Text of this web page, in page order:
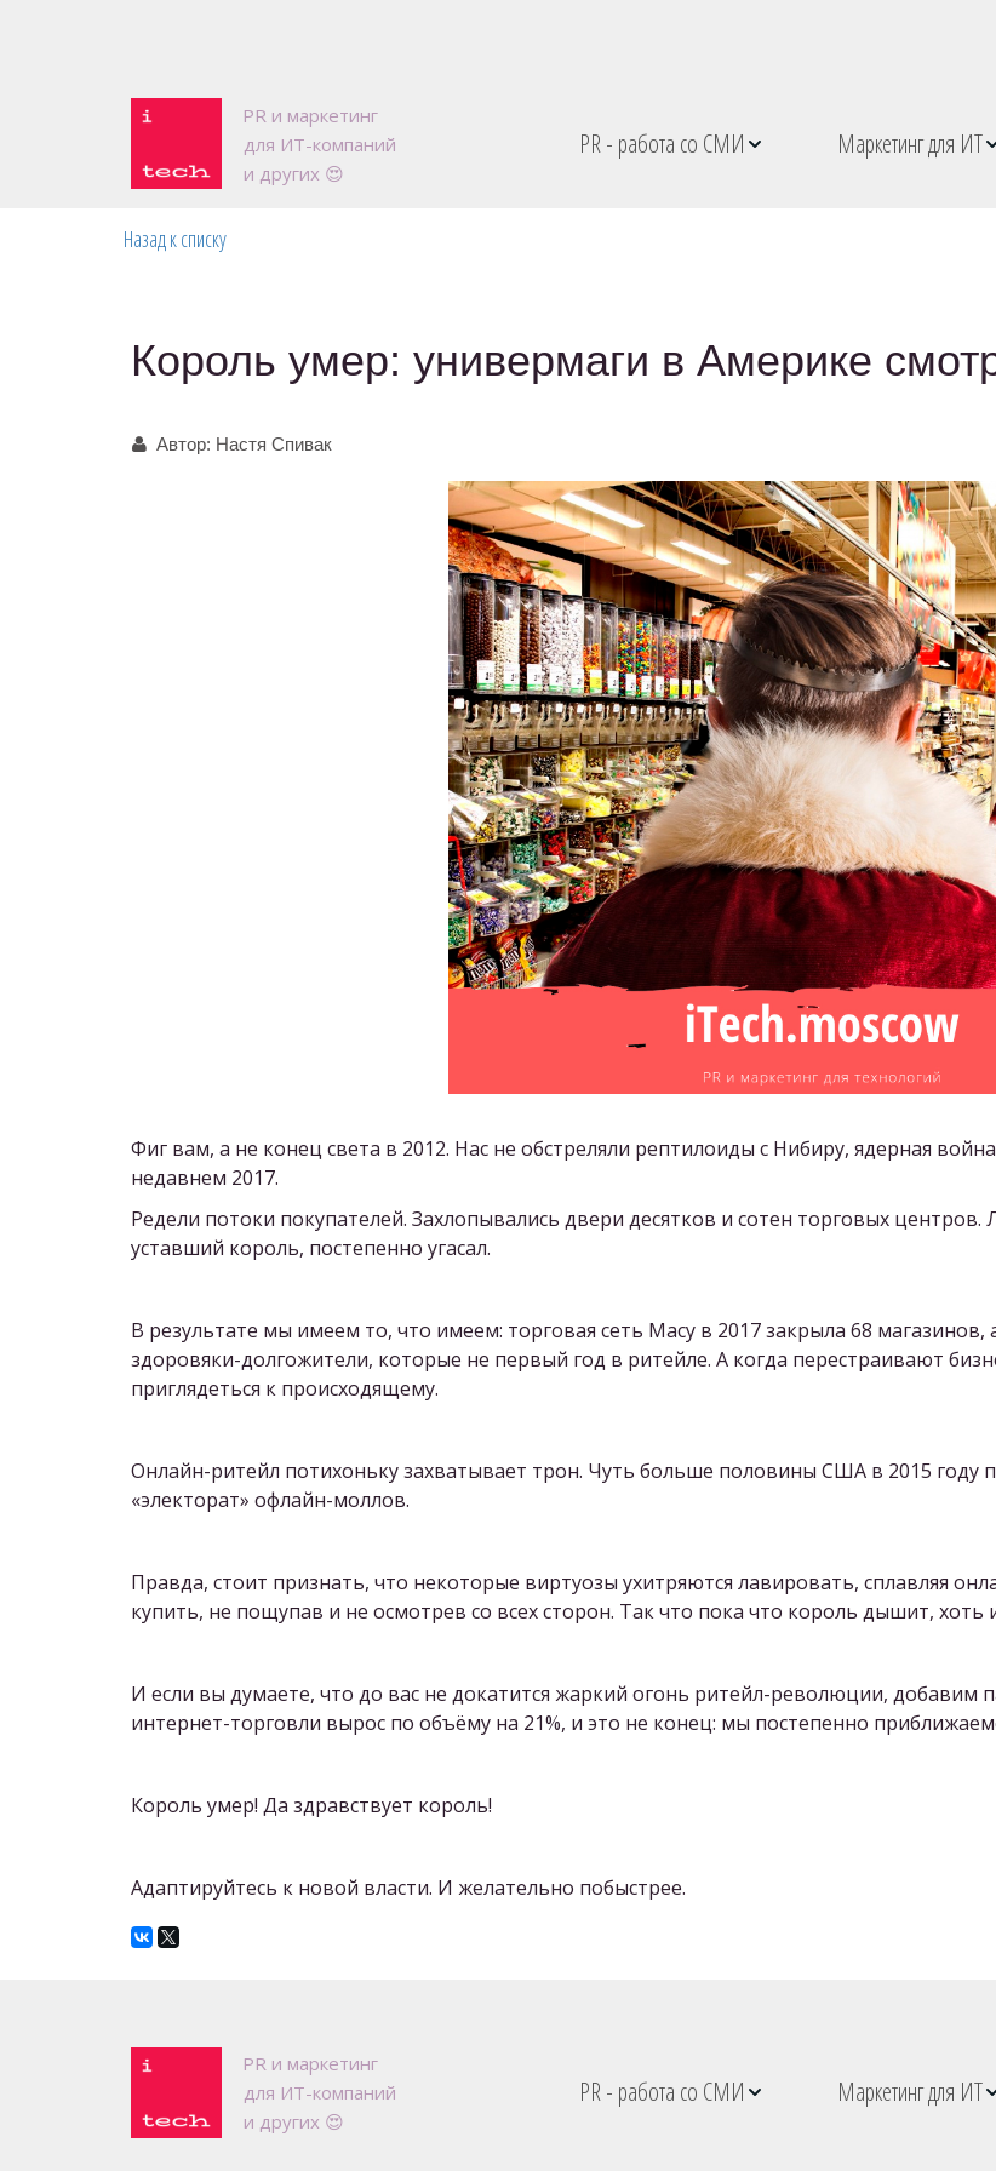
PR и маркетинг
для ИТ-компаний
и других 😍
PR - работа со СМИ Маркетинг для ИТ
Назад к списку
Король умер: универмаги в Америке
Автор: Настя Спивак
Фиг вам, а не конец света в 2012. Нас не обстреляли рептилоиды с Нибиру, ядерная
недавнем 2017.
Редели потоки покупателей. Захлопывались двери десятков и сотен торговых
уставший король, постепенно угасал.
В результате мы имеем то, что имеем: торговая сеть Macy в 2017 закрыла 68
здоровяки-долгожители, которые не первый год в ритейле. А когда перестраивают
приглядеться к происходящему.
Онлайн-ритейл потихоньку захватывает трон. Чуть больше половины США в 2015 году
«электорат» офлайн-моллов.
Правда, стоит признать, что некоторые виртуозы ухитряются лавировать, сплавляя
купить, не пощупав и не осмотрев со всех сторон. Так что пока что король дышит, хоть
И если вы думаете, что до вас не докатится жаркий огонь ритейл-революции, добавим
интернет-торговли вырос по объёму на 21%, и это не конец: мы постепенно
Король умер! Да здравствует король!
Адаптируйтесь к новой власти. И желательно побыстрее.
PR и маркетинг
для ИТ-компаний
и других 😍
PR - работа со СМИ Маркетинг для ИТ